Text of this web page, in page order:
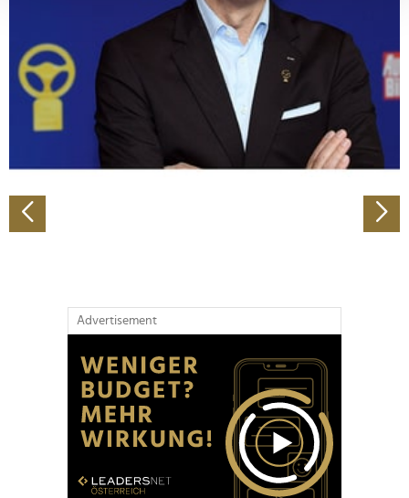
verarbeitet werden, und legen Sie Ihre Präferenzen im
Abschnitt Einzelheiten
fest.
Wir verwenden Cookies, um Inhalte und Anzeigen zu
personalisieren, Funktionen für soziale Medien anbieten
zu können und die Zugriffe auf unsere Website zu
analysieren. Außerdem geben wir Informationen zu Ihrer
Verwendung unserer Website an unsere Partner für
Partner führen diese Informationen möglicherweise mit
weiteren Daten zusammen, die Sie ihnen bereitgestellt
Advertisement